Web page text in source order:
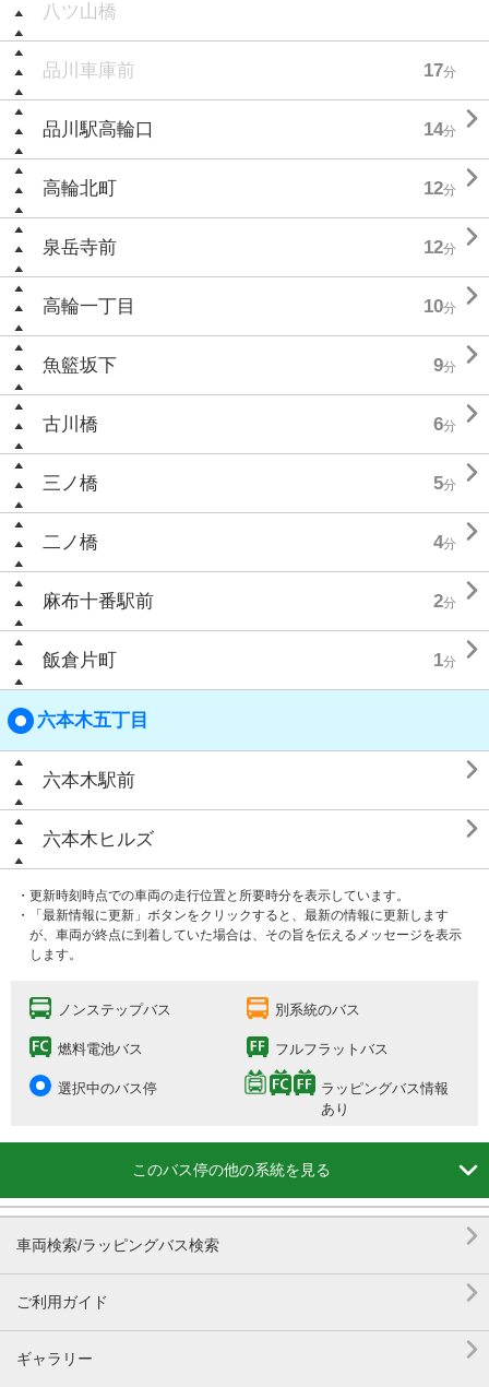
八ツ山橋
品川車庫前 17分
品川駅高輪口 14分 
高輪北町 12分 
泉岳寺前 12分 
高輪一丁目 10分 
魚籃坂下 9分 
古川橋 6分 
三ノ橋 5分 
二ノ橋 4分 
麻布十番駅前 2分 
飯倉片町 1分 
六本木五丁目
六本木駅前 
六本木ヒルズ 
・更新時刻時点での車両の走行位置と所要時分を表示しています。
・「最新情報に更新」ボタンをクリックすると、最新の情報に更新します
が、車両が終点に到着していた場合は、その旨を伝えるメッセージを表示
します。
ノンステップバス 別系統のバス
燃料電池バス フルフラットバス
選択中のバス停
ラッピングバス情報
あり
このバス停の他の系統を見る 
車両検索/ラッピングバス検索 
ご利用ガイド 
ギャラリー 